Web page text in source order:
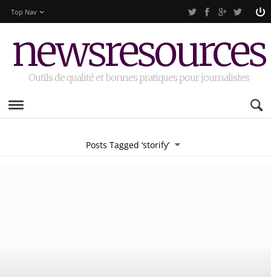
Top Nav
newsresources
Outils de qualité et bonnes pratiques pour journalistes
Posts Tagged ‘storify’